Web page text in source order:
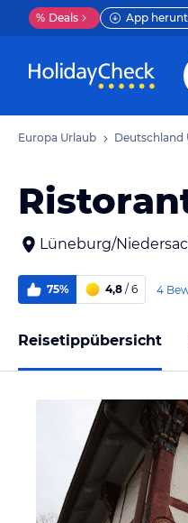
% Deals App
Europa Urlaub Deutschland
Lüneburg/
75% 4,8 / 6 4
Reisetippübersicht